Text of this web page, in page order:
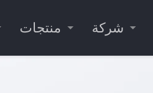
شركة منتجات